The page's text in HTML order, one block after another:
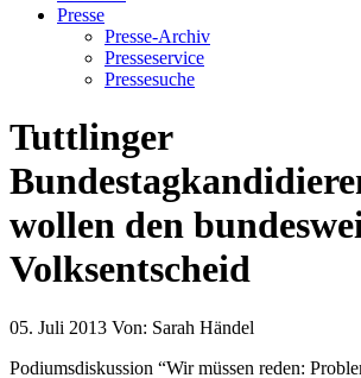
Presse
Presse-Archiv
Presseservice
Pressesuche
Tuttlinger
wollen den
Volksentscheid
05. Juli 2013 Von: Sarah Händel
Podiumsdiskussion “Wir müssen reden: